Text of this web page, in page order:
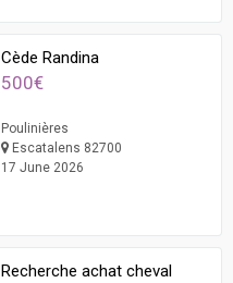
Cède Randina
500€
Poulinières
Escatalens 82700
17 June 2026
Recherche achat cheval